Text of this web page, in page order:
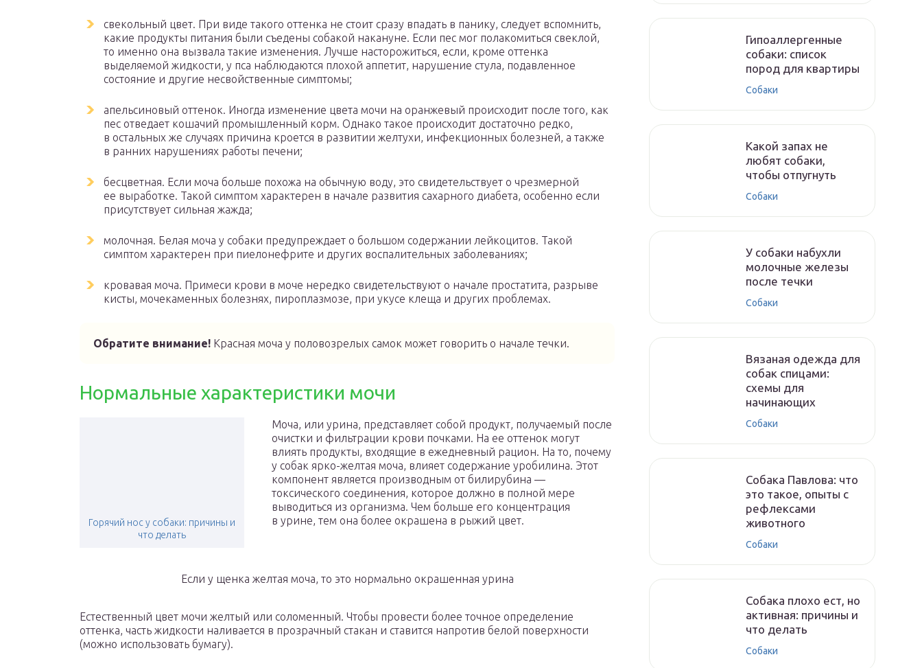
свекольный цвет. При виде такого оттенка не стоит сразу впадать в панику, следует вспомнить,
какие продукты питания были съедены собакой накануне. Если пес мог полакомиться свеклой,
то именно она вызвала такие изменения. Лучше насторожиться, если, кроме оттенка
выделяемой жидкости, у пса наблюдаются плохой аппетит, нарушение стула, подавленное
состояние и другие несвойственные симптомы;
апельсиновый оттенок. Иногда изменение цвета мочи на оранжевый происходит после того, как
пес отведает кошачий промышленный корм. Однако такое происходит достаточно редко,
в остальных же случаях причина кроется в развитии желтухи, инфекционных болезней, а также
в ранних нарушениях работы печени;
бесцветная. Если моча больше похожа на обычную воду, это свидетельствует о чрезмерной
ее выработке. Такой симптом характерен в начале развития сахарного диабета, особенно если
присутствует сильная жажда;
молочная. Белая моча у собаки предупреждает о большом содержании лейкоцитов. Такой
симптом характерен при пиелонефрите и других воспалительных заболеваниях;
кровавая моча. Примеси крови в моче нередко свидетельствуют о начале простатита, разрыве
кисты, мочекаменных болезнях, пироплазмозе, при укусе клеща и других проблемах.
Обратите внимание! Красная моча у половозрелых самок может говорить о начале течки.
Нормальные характеристики мочи
Горячий нос у собаки: причины и
что делать
Моча, или урина, представляет собой продукт, получаемый после
очистки и фильтрации крови почками. На ее оттенок могут
влиять продукты, входящие в ежедневный рацион. На то, почему
у собак ярко-желтая моча, влияет содержание уробилина. Этот
компонент является производным от билирубина —
токсического соединения, которое должно в полной мере
выводиться из организма. Чем больше его концентрация
в урине, тем она более окрашена в рыжий цвет.
Если у щенка желтая моча, то это нормально окрашенная урина
Естественный цвет мочи желтый или соломенный. Чтобы провести более точное определение
оттенка, часть жидкости наливается в прозрачный стакан и ставится напротив белой поверхности
(можно использовать бумагу).
Гипоаллергенные
собаки: список
пород для квартиры
Собаки
Какой запах не
любят собаки,
чтобы отпугнуть
Собаки
У собаки набухли
молочные железы
после течки
Собаки
Вязаная одежда для
собак спицами:
схемы для
начинающих
Собаки
Собака Павлова: что
это такое, опыты с
рефлексами
животного
Собаки
Собака плохо ест, но
активная: причины и
что делать
Собаки